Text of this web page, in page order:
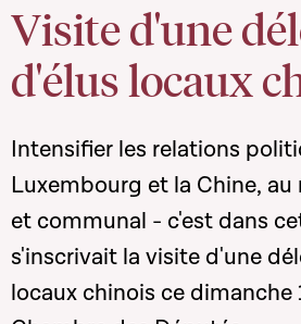
Visite d'une
d'élus locaux
Intensifier les relations
Luxembourg et la Chine,
et communal - c'est dans
s'inscrivait la visite d'une
locaux chinois ce dimanche